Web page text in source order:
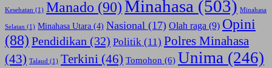
Kesehatan (1) Manado (90) Minahasa (503) Minahasa
Selatan (1) Minahasa Utara (4) Nasional (17) Olah raga (9) Opini
(88) Pendidikan (32) Politik (11) Polres Minahasa
(43) Talaud (1) Terkini (46) Tomohon (6) Unima (246)